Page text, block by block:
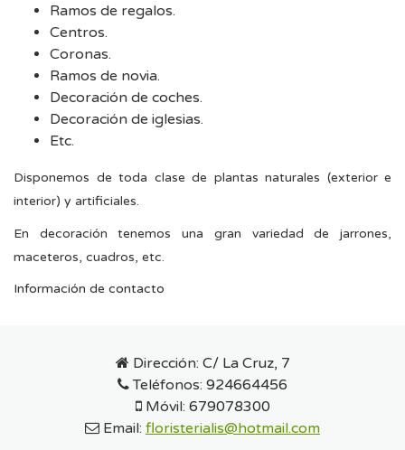
Ramos de regalos.
Centros.
Coronas.
Ramos de novia.
Decoración de coches.
Decoración de iglesias.
Etc.
Disponemos de toda clase de plantas naturales (exterior e
interior) y artificiales.
En decoración tenemos una gran variedad de jarrones,
maceteros, cuadros, etc.
Información de contacto
Dirección: C/ La Cruz, 7
Teléfonos: 924664456
Móvil: 679078300
Email: floristerialis@hotmail.com